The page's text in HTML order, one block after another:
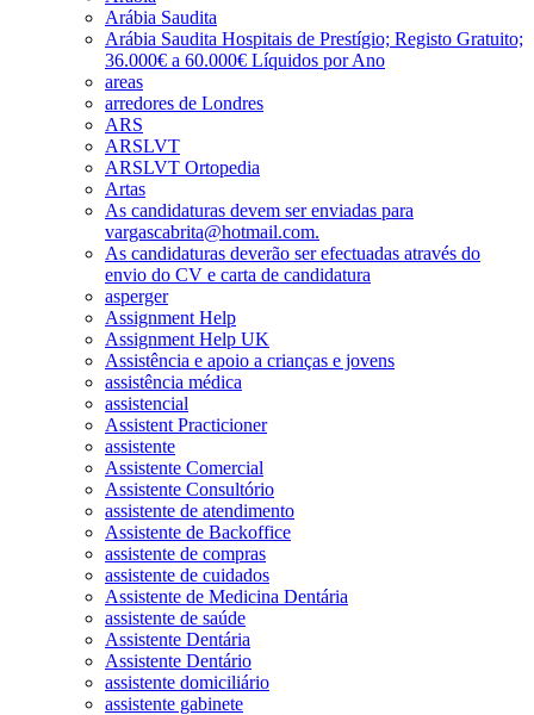
Arábia Saudita
Arábia Saudita Hospitais de Prestígio; Registo Gratuito;
36.000€ a 60.000€ Líquidos por Ano
areas
arredores de Londres
ARS
ARSLVT
ARSLVT Ortopedia
Artas
As candidaturas devem ser enviadas para
vargascabrita@hotmail.com.
As candidaturas deverão ser efectuadas através do
envio do CV e carta de candidatura
asperger
Assignment Help
Assignment Help UK
Assistência e apoio a crianças e jovens
assistência médica
assistencial
Assistent Practicioner
assistente
Assistente Comercial
Assistente Consultório
assistente de atendimento
Assistente de Backoffice
assistente de compras
assistente de cuidados
Assistente de Medicina Dentária
assistente de saúde
Assistente Dentária
Assistente Dentário
assistente domiciliário
assistente gabinete